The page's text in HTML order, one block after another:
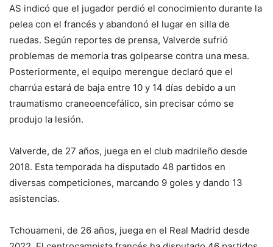
AS indicó que el jugador perdió el conocimiento durante la
pelea con el francés y abandonó el lugar en silla de
ruedas. Según reportes de prensa, Valverde sufrió
problemas de memoria tras golpearse contra una mesa.
Posteriormente, el equipo merengue declaró que el
charrúa estará de baja entre 10 y 14 días debido a un
traumatismo craneoencefálico, sin precisar cómo se
produjo la lesión.
Valverde, de 27 años, juega en el club madrileño desde
2018. Esta temporada ha disputado 48 partidos en
diversas competiciones, marcando 9 goles y dando 13
asistencias.
Tchouameni, de 26 años, juega en el Real Madrid desde